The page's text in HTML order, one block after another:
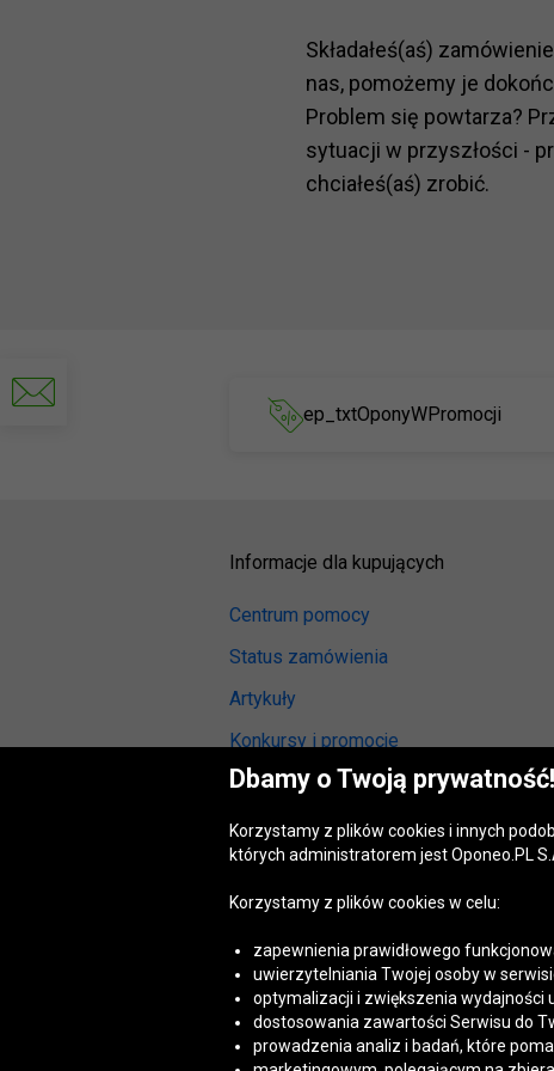
Składałeś(aś)
nas, pomożemy je
Problem się powtarza?
sytuacji w przyszłości -
chciałeś(aś) zrobić.
ep_txtOponyWPromocji
Informacje dla kupujących
Centrum pomocy
Status zamówienia
Artykuły
Konkursy i promocje
Odstąpienie od umowy
Reklamacja gwarancyjna
Opinie o oponach
Akt o usługach cyfrowych(DSA)
Dostępność cyfrowa
Dbamy o Twoją prywatność!
Korzystamy z plików cookies i innych
których administratorem jest Oponeo.PL
Korzystamy z plików cookies w celu:
zapewnienia prawidłowego
uwierzytelniania Twojej osoby w
optymalizacji i zwiększenia wydajności
dostosowania zawartości Serwisu do
prowadzenia analiz i badań, które